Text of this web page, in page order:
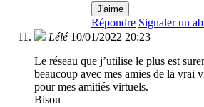
J'aime
Répondre Signaler un
Lélé 10/01/2022 20:23
Le réseau que j’utilise le plus est
beaucoup avec mes amies de la vrai
pour mes amitiés virtuels.
Bisou